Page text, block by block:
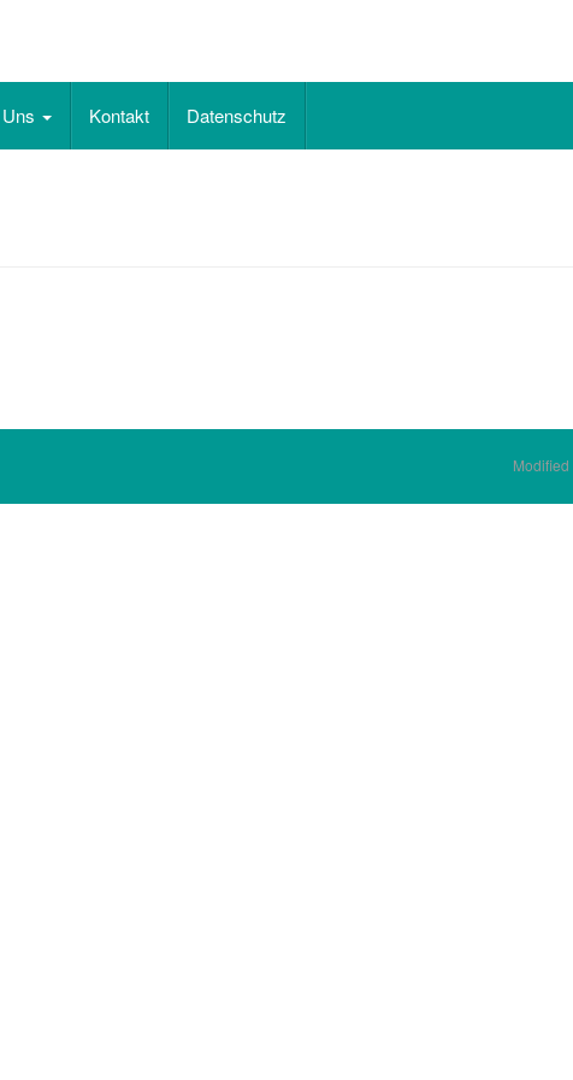
Kontakt Datenschutz
Modified